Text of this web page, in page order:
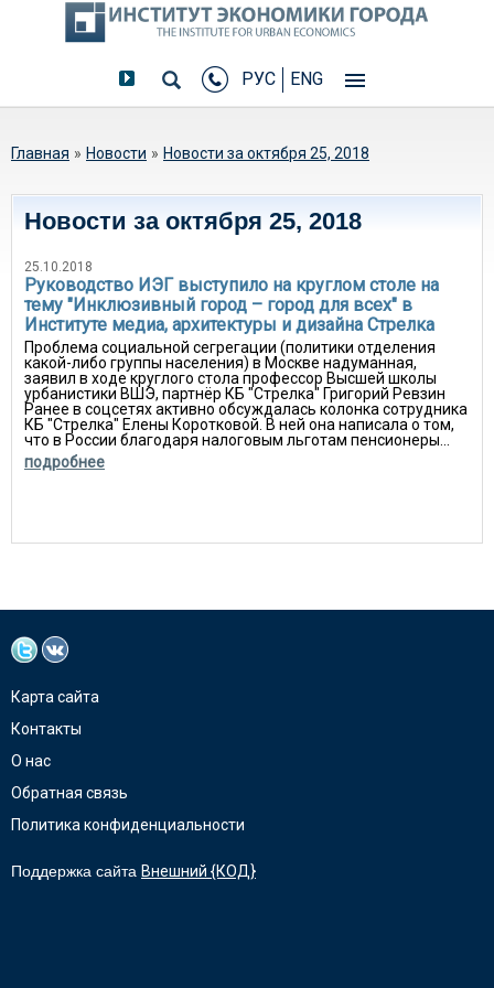
РУС ENG
Вы здесь
Главная » Новости » Новости за октября 25, 2018
Новости за октября 25, 2018
25.10.2018
Руководство ИЭГ выступило на круглом столе на
тему "Инклюзивный город – город для всех" в
Институте медиа, архитектуры и дизайна Стрелка
Проблема социальной сегрегации (политики отделения
какой-либо группы населения) в Москве надуманная,
заявил в ходе круглого стола профессор Высшей школы
урбанистики ВШЭ, партнёр КБ "Стрелка" Григорий Ревзин
Ранее в соцсетях активно обсуждалась колонка сотрудника
КБ "Стрелка" Елены Коротковой. В ней она написала о том,
что в России благодаря налоговым льготам пенсионеры...
подробнее
Карта сайта
Контакты
О нас
Обратная связь
Политика конфиденциальности
Поддержка сайта Внешний {КОД}